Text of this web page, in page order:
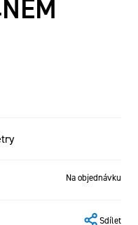
Sdílet
Na objednávku